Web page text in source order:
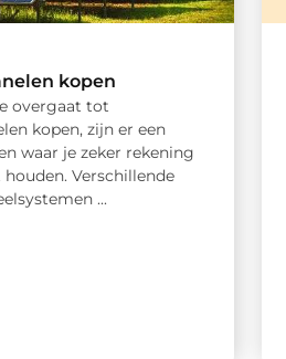
kopen
overgaat tot
kopen, zijn er een
waar je zeker rekening
Verschillende
...